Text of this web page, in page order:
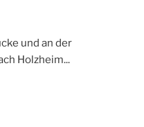
und an der
Holzheim...